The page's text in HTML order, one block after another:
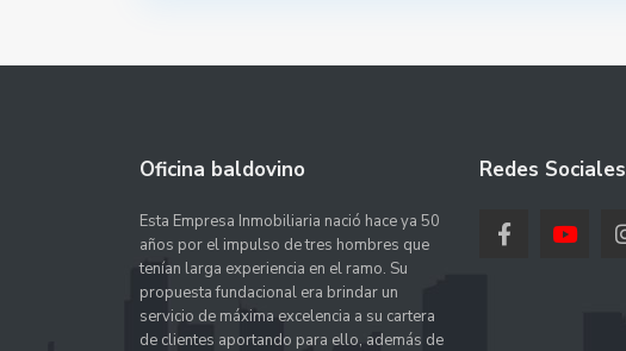
Oficina baldovino
Esta Empresa Inmobiliaria nació hace ya 50
años por el impulso de tres hombres que
tenían larga experiencia en el ramo. Su
propuesta fundacional era brindar un
servicio de máxima excelencia a su cartera
de clientes aportando para ello, además de
Redes Sociales